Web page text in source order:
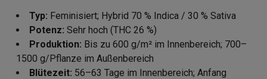
Typ: Feminisiert; Hybrid 70 % Indica / 30 % Sativa
Potenz: Sehr hoch (THC 26 %)
Produktion: Bis zu 600 g/m² im Innenbereich; 700–
1500 g/Pflanze im Außenbereich
Blütezeit: 56–63 Tage im Innenbereich; Anfang